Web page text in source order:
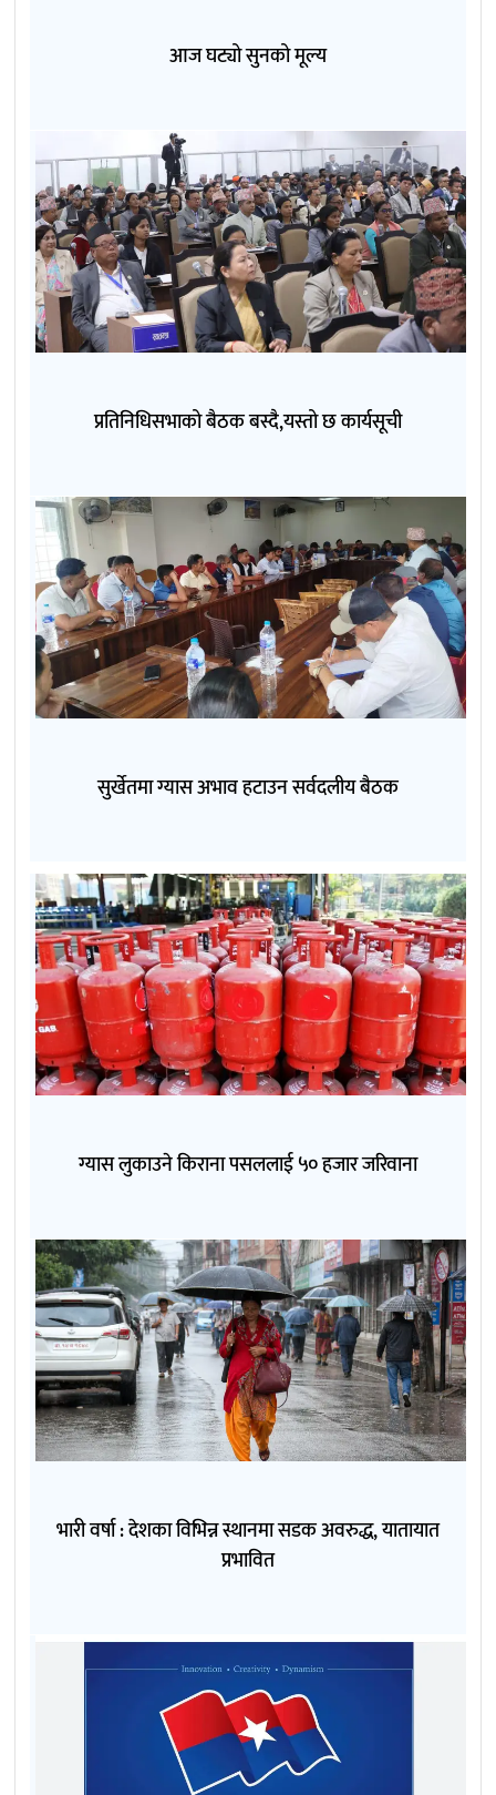
आज घट्यो सुनको मूल्य
प्रतिनिधिसभाको बैठक बस्दै,यस्तो छ कार्यसूची
सुर्खेतमा ग्यास अभाव हटाउन सर्वदलीय बैठक
ग्यास लुकाउने किराना पसललाई ५० हजार जरिवाना
भारी वर्षा : देशका विभिन्न स्थानमा सडक अवरुद्ध, यातायात
प्रभावित